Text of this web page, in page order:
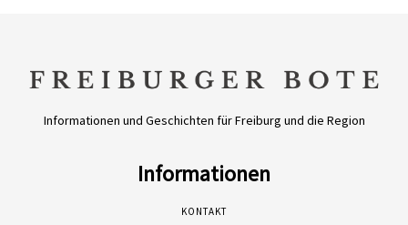
Informationen und Geschichten für Freiburg und die Region
Informationen
KONTAKT